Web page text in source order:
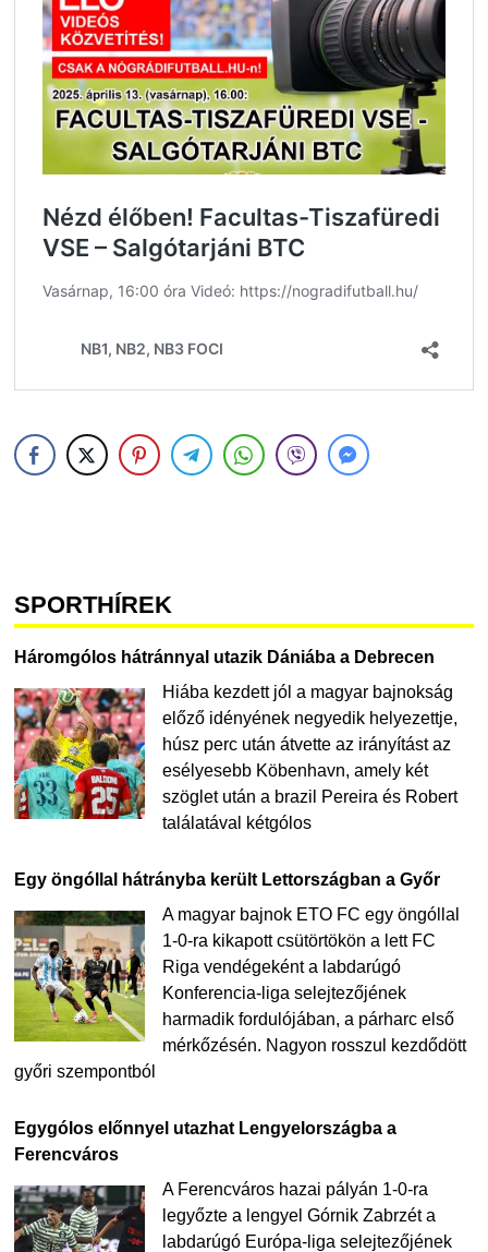
SPORTHÍREK
Háromgólos hátránnyal utazik Dániába a Debrecen
Hiába kezdett jól a magyar bajnokság
előző idényének negyedik helyezettje,
húsz perc után átvette az irányítást az
esélyesebb Köbenhavn, amely két
szöglet után a brazil Pereira és Robert
találatával kétgólos
Egy öngóllal hátrányba került Lettországban a Győr
A magyar bajnok ETO FC egy öngóllal
1-0-ra kikapott csütörtökön a lett FC
Riga vendégeként a labdarúgó
Konferencia-liga selejtezőjének
harmadik fordulójában, a párharc első
mérkőzésén. Nagyon rosszul kezdődött
győri szempontból
Egygólos előnnyel utazhat Lengyelországba a
Ferencváros
A Ferencváros hazai pályán 1-0-ra
legyőzte a lengyel Górnik Zabrzét a
labdarúgó Európa-liga selejtezőjének